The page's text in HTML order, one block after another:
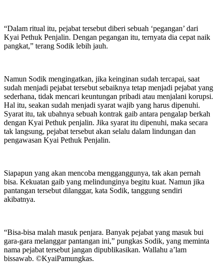
“Dalam ritual itu, pejabat tersebut diberi sebuah ‘pegangan’ dari
Kyai Pethuk Penjalin. Dengan pegangan itu, ternyata dia cepat naik
pangkat,” terang Sodik lebih jauh.
Namun Sodik mengingatkan, jika keinginan sudah tercapai, saat
sudah menjadi pejabat tersebut sebaiknya tetap menjadi pejabat yang
sederhana, tidak mencari keuntungan pribadi atau menjalani korupsi.
Hal itu, seakan sudah menjadi syarat wajib yang harus dipenuhi.
Syarat itu, tak ubahnya sebuah kontrak gaib antara pengalap berkah
dengan Kyai Pethuk penjalin. Jika syarat itu dipenuhi, maka secara
tak langsung, pejabat tersebut akan selalu dalam lindungan dan
pengawasan Kyai Pethuk Penjalin.
Siapapun yang akan mencoba mengganggunya, tak akan pernah
bisa. Kekuatan gaib yang melindunginya begitu kuat. Namun jika
pantangan tersebut dilanggar, kata Sodik, tanggung sendiri
akibatnya.
“Bisa-bisa malah masuk penjara. Banyak pejabat yang masuk bui
gara-gara melanggar pantangan ini,” pungkas Sodik, yang meminta
nama pejabat tersebut jangan dipublikasikan. Wallahu a’lam
bissawab. ©️KyaiPamungkas.